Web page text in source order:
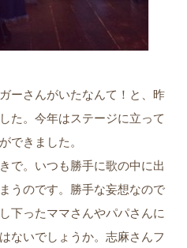
ーさんがいたなんて！と、昨
た。今年はステージに立って
できました。
で。いつも勝手に歌の中に出
うのです。勝手な妄想なので
下ったママさんやパパさんに
ないでしょうか。志麻さんフ